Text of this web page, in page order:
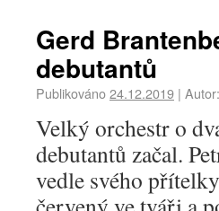
Gerd
debutantů
Publikováno24.12.2019 | Autor:
Velký orchestr o
debutantů začal.
vedle svého